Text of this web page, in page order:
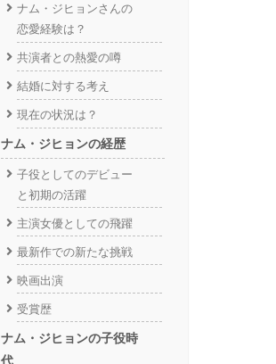
ナム・ジヒョンさんの
恋愛経験は？
共演者との熱愛の噂
結婚に対する考え
現在の状況は？
ナム・ジヒョンの経歴
子役としてのデビュー
と初期の活躍
主演女優としての飛躍
最新作での新たな挑戦
映画出演
受賞歴
ナム・ジヒョンの子役時
代